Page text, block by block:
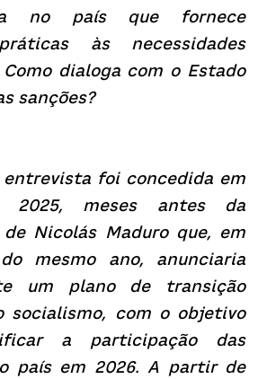
no país que fornece
às necessidades
dialoga com o Estado
sanções?
entrevista foi concedida em
2025, meses antes da
de Nicolás Maduro que, em
mesmo ano, anunciaria
um plano de transição
socialismo, com o objetivo
a participação das
país em 2026. A partir de